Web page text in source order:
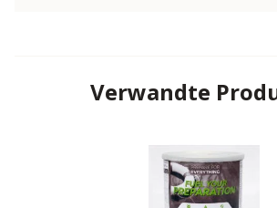
Verwandte